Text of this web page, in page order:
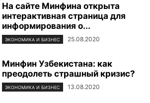
На сайте Минфина открыта
интерактивная страница для
информирования о...
ЭКОНОМИКА И БИЗНЕС 25.08.2020
Минфин Узбекистана: как
преодолеть страшный кризис?
ЭКОНОМИКА И БИЗНЕС 13.08.2020